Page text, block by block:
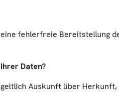
fehlerfreie Bereitstellung
Daten?
Auskunft über